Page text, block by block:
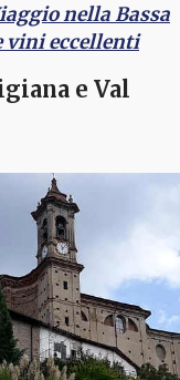
nella Bassa
vini eccellenti
e Val